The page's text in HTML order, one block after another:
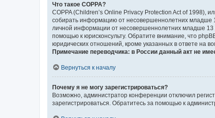
Что такое COPPA?
COPPA (Children’s Online Privacy Protection Act of 1998),
собирать информацию от несовершеннолетних младше
личной информации от несовершеннолетних младше 13
помощью к юрисконсульту. Обратите внимание, что
юридических отношений, кроме указанных в ответе на
Примечание переводчика: в России данный акт не
Вернуться к началу
Почему я не могу зарегистрироваться?
Возможно, администратор конференции отключил
зарегистрироваться. Обратитесь за помощью к